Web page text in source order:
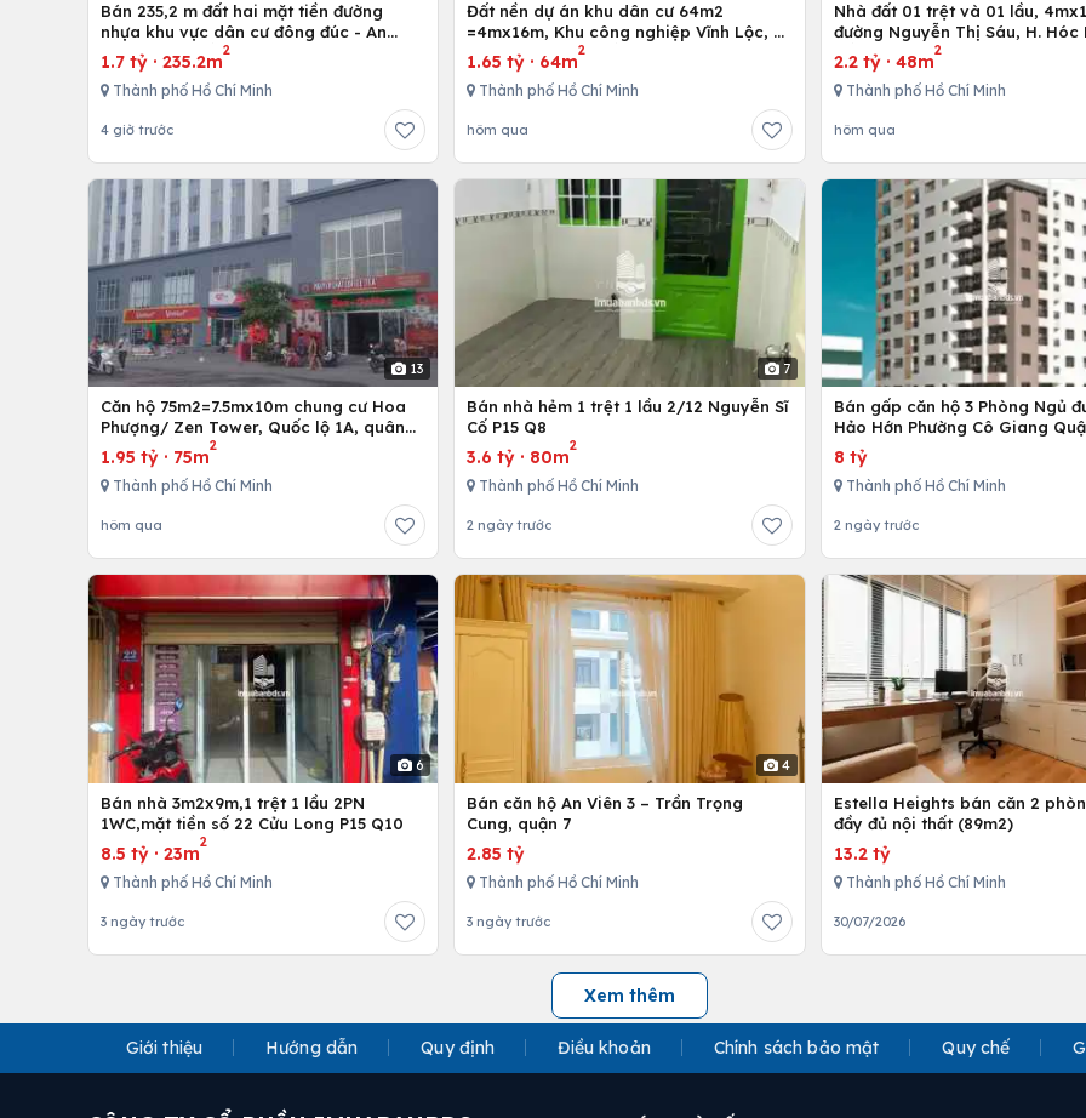
Bán 235,2 m đất hai mặt tiền đường
nhựa khu vực dân cư đông đúc - An
nhứt-Long Điền - Bà Rịa
1.7 tỷ · 235.2m
2
Thành phố Hồ Chí Minh
4 giờ trước
Đất nền dự án khu dân cư 64m2
=4mx16m, Khu công nghiệp Vĩnh Lộc, H.
Bình Chánh, Tp. Hồ Chí Minh
1.65 tỷ · 64m
2
Thành phố Hồ Chí Minh
hôm qua
Nhà đất 01 trệt và 01 lầu, 4mx12m ở
đường Nguyễn Thị Sáu, H. Hóc
Hồ Chí Minh
2.2 tỷ· 48m
2
Thành phố Hồ Chí Minh
hôm qua
13
Căn hộ 75m2=7.5mx10m chung cư Hoa
Phượng/ Zen Tower, Quốc lộ 1A, quân
12,Tp. Hồ Chí Minh, Việt Nam
1.95 tỷ · 75m
2
Thành phố Hồ Chí Minh
hôm qua
7
Bán nhà hẻm 1 trệt 1 lầu 2/12 Nguyễn Sĩ
Cố P15 Q8
3.6 tỷ · 80m
2
Thành phố Hồ Chí Minh
2 ngày trước
Bán gấp căn hộ 3 Phòng Ngủ
Hảo Hớn Phường Cô Giang
8 tỷ
Thành phố Hồ Chí Minh
2 ngày trước
6
Bán nhà 3m2x9m,1 trệt 1 lầu 2PN
1WC,mặt tiền số 22 Cửu Long P15 Q10
8.5 tỷ · 23m
2
Thành phố Hồ Chí Minh
3 ngày trước
4
Bán căn hộ An Viên 3 – Trần Trọng
Cung, quận 7
2.85 tỷ
Thành phố Hồ Chí Minh
3 ngày trước
Estella Heights bán căn 2
đầy đủ nội thất (89m2)
13.2 tỷ
Thành phố Hồ Chí Minh
30/07/2026
Xem thêm
Giới thiệu Hướng dẫn Quy định Điều khoản Chính sách bảo mật Quy chế